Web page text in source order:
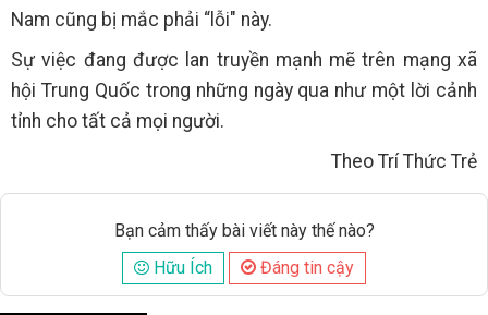
Nam cũng bị mắc phải “lỗi" này.
Sự việc đang được lan truyền mạnh mẽ trên mạng xã
hội Trung Quốc trong những ngày qua như một lời cảnh
tỉnh cho tất cả mọi người.
Theo Trí Thức Trẻ
Bạn cảm thấy bài viết này thế nào?
Hữu Ích
Đáng tin cậy